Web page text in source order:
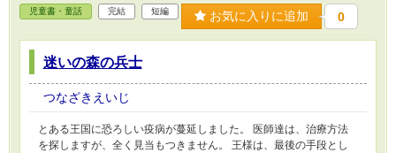
児童書・童話 完結 短編 お気に入りに追加 0
迷いの森の兵士
つなざきえいじ
とある王国に恐ろしい疫病が蔓延しました。 医師達は、治療方法
を探しますが、全く見当もつきません。 王様は、最後の手段とし